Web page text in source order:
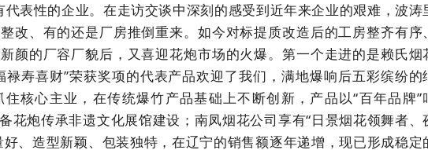
表性的企业。在走访交谈中深刻的感受到近年来企业的艰难，波涛
改、有的还是厂房推倒重来。如今对标提质改造后的工房整齐有序、
颜的厂容厂貌后，又喜迎花炮市场的火爆。第一个走进的是赖氏烟
禄寿喜财”荣获奖项的代表产品欢迎了我们，满地爆响后五彩缤纷的
核心主业，在传统爆竹产品基础上不断创新，产品以“百年品牌”
花炮传承非遗文化展馆建设；南凤烟花公司享有“日景烟花领舞者、
、造型新颖、包装独特，在辽宁的销售额逐年递增，现已形成稳定